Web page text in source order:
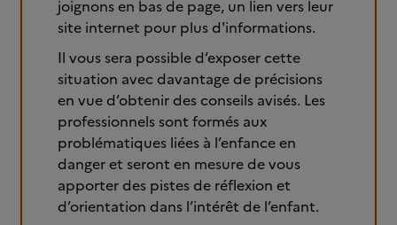
joignons en bas de page, un lien vers leur
site internet pour plus d'informations.
Il vous sera possible d’exposer cette
situation avec davantage de précisions
en vue d’obtenir des conseils avisés. Les
professionnels sont formés aux
problématiques liées à l’enfance en
danger et seront en mesure de vous
apporter des pistes de réflexion et
d’orientation dans l’intérêt de l’enfant.